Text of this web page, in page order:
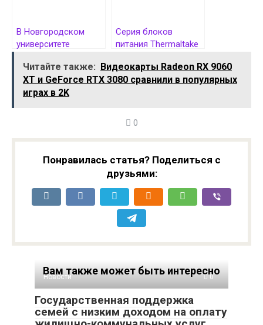
В Новгородском
университете
цифровых
двойников микробов
Серия блоков
питания Thermaltake
пополнилась
моделями
Читайте также: Видеокарты Radeon RX 9060
XT и GeForce RTX 3080 сравнили в популярных
играх в 2K
0
Понравилась статья? Поделиться с
друзьями:
Вам также может быть интересно
Новости 0
Государственная поддержка
семей с низким доходом на оплату